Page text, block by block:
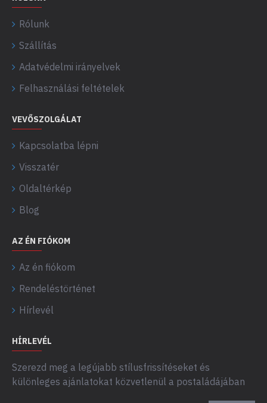
Rólunk
Szállítás
Adatvédelmi irányelvek
Felhasználási feltételek
VEVŐSZOLGÁLAT
Kapcsolatba lépni
Visszatér
Oldaltérkép
Blog
AZ ÉN FIÓKOM
Az én fiókom
Rendeléstörténet
Hírlevél
HÍRLEVÉL
Szerezd meg a legújabb stílusfrissítéseket és
különleges ajánlatokat közvetlenül a postaládájában